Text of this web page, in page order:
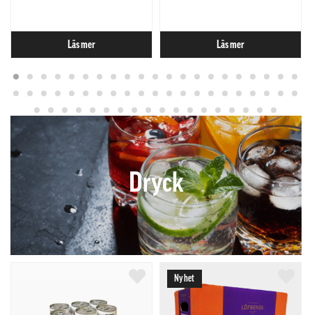
Läs mer Läs mer
Dryck
Nyhet